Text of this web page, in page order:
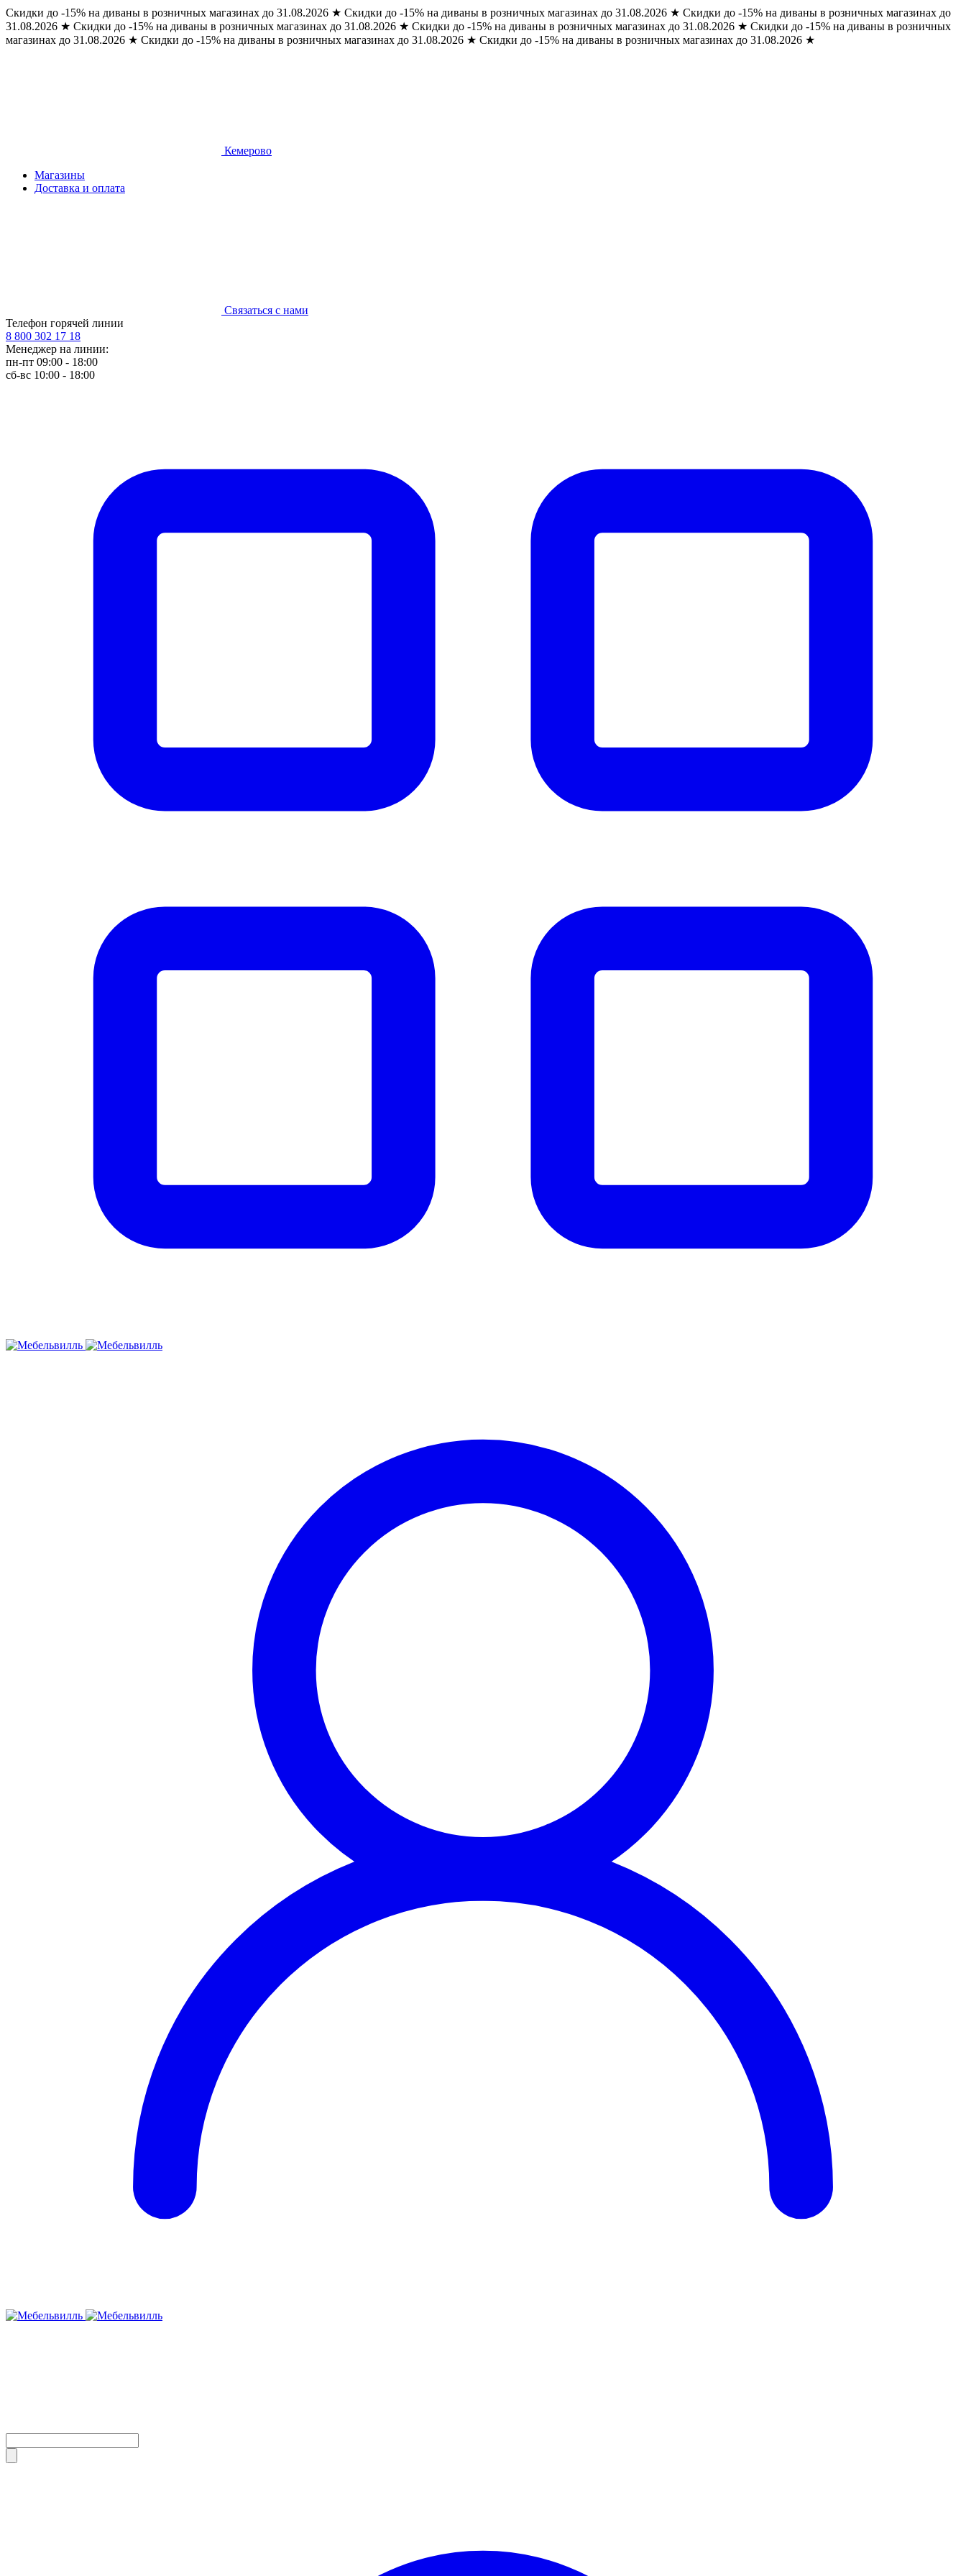
Скидки до -15% на диваны в розничных магазинах до 31.08.2026 ★ Скидки до -15% на диваны в розничных магазинах до 31.08.2026 ★ Скидки до -15% на диваны в розничных магазинах до
31.08.2026 ★ Скидки до -15% на диваны в розничных магазинах до 31.08.2026 ★ Скидки до -15% на диваны в розничных магазинах до 31.08.2026 ★ Скидки до -15% на диваны в розничных
магазинах до 31.08.2026 ★ Скидки до -15% на диваны в розничных магазинах до 31.08.2026 ★ Скидки до -15% на диваны в розничных магазинах до 31.08.2026 ★
Кемерово
Магазины
Доставка и оплата
Связаться с нами
Телефон горячей линии
8 800 302 17 18
Менеджер на линии:
пн-пт 09:00 - 18:00
сб-вс 10:00 - 18:00